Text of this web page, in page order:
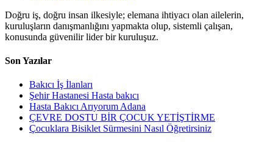
Doğru iş, doğru insan ilkesiyle; elemana ihtiyacı olan ailelerin,
kuruluşların danışmanlığını yapmakta olup, sistemli çalışan,
konusunda güvenilir lider bir kuruluşuz.
Son Yazılar
Bakıcı İş İlanları
Şehir Hastanesi Hasta bakıcı
Hasta Bakıcı Arıyorum Adana
ÇEVRE DOSTU BİR ÇOCUK YETİŞTİRME
Çocuklara Bisiklet Sürmesini Nasıl Öğretirsiniz